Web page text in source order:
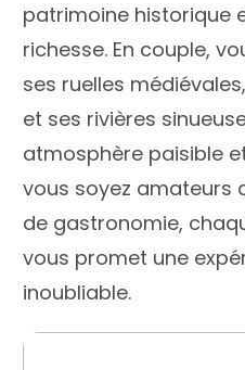
patrimoine historique
richesse. En couple,
ses ruelles
et ses rivières
atmosphère paisible
vous soyez amateurs
de gastronomie,
vous promet une
inoubliable.